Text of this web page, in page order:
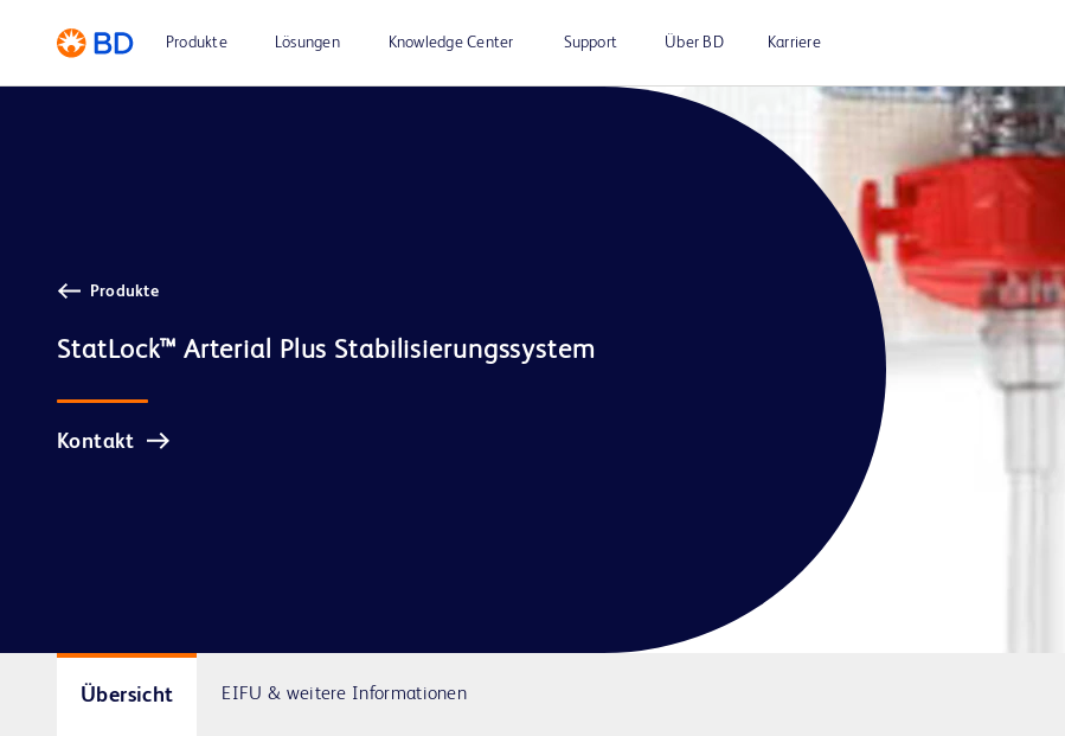
Produkte Lösungen Knowledge Center Support Über BD Karriere
Produkte
Kontakt
Übersicht EIFU & weitere Informationen